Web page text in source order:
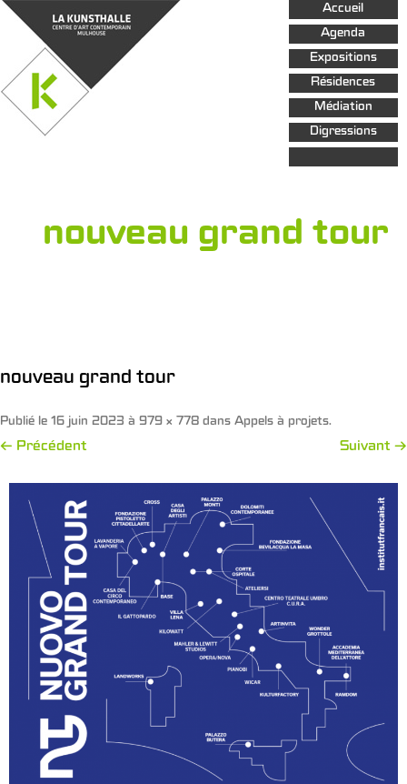
Aller au
contenu
principal
Accueil
Agenda
Expositions
Résidences
Médiation
Digressions
nouveau grand tour
nouveau grand tour
Publié le 16 juin 2023 à 979 × 778 dans Appels à projets.
← Précédent Suivant →